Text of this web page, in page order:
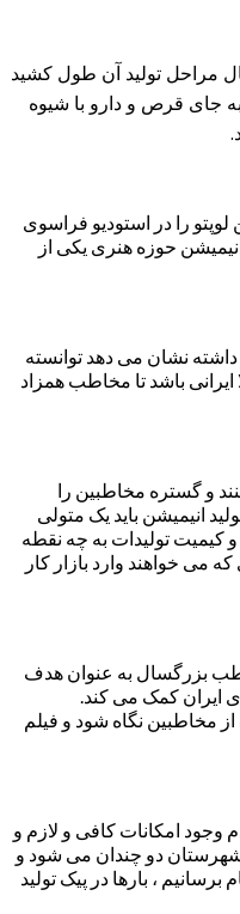
مراحل تولید آن طول کشید
جای قرص و دارو با شیوه
موضوع و فیلمنامه ای که مخاطب را جذب کند یک سالی طول کشید. سال ۹۵ بود که تولید انیمیشن لوپتو را در استودیو فراسوی
مرکز انیمیشن حوزه هنری یکی از
داشته نشان می دهد توانسته
باشد تا مخاطب همزاد
و گستره مخاطبین را
انیمیشن باید یک متولی
یا به لحاظ کیفیت و کیمیت تولیدات به چه نقطه
می خواهند وارد بازار کار
بزرگسال به عنوان هدف
ایران کمک می کند.
مخاطبین نگاه شود و فیلم
وجود امکانات کافی و لازم و
شهرستان دو چندان می شود و
، بارها در پیک تولید